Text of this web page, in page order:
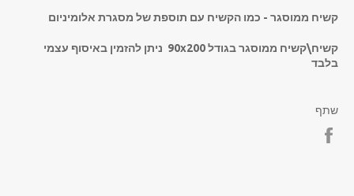
קשיח ממוסגר - כמו הקשיח עם תוספת של מסגרת אלומיניום
קשיח\קשיח ממוסגר בגודל
90x200 ניתן להזמין באיסוף עצמי
בלבד
שתף